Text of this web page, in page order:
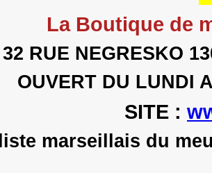
La Boutique de
32 RUE NEGRESKO
OUVERT DU LUNDI
SITE :
marseillais du